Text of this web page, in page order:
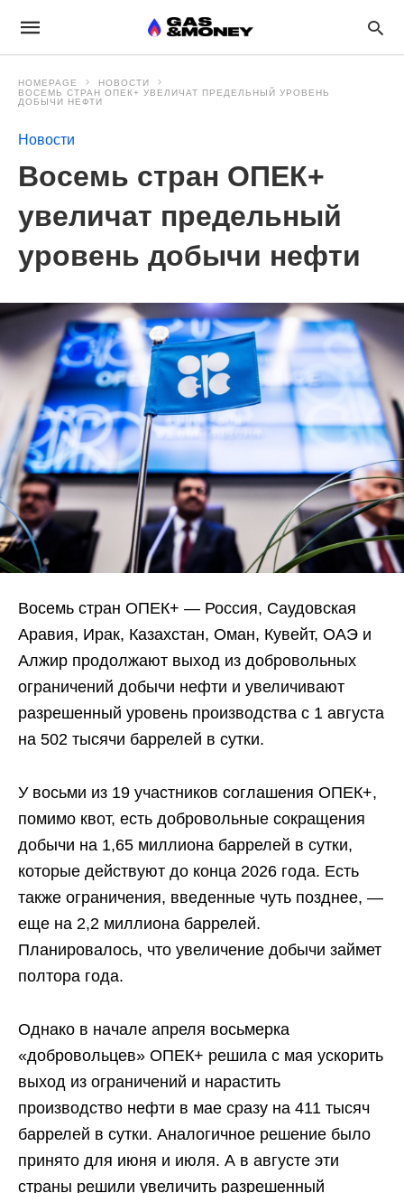
HOMEPAGE
НОВОСТИ
ВОСЕМЬ СТРАН ОПЕК+ УВЕЛИЧАТ ПРЕДЕЛЬНЫЙ УРОВЕНЬ
ДОБЫЧИ НЕФТИ
Новости
Восемь стран ОПЕК+
увеличат предельный
уровень добычи нефти
Восемь стран ОПЕК+ — Россия, Саудовская
Аравия, Ирак, Казахстан, Оман, Кувейт, ОАЭ и
Алжир продолжают выход из добровольных
ограничений добычи нефти и увеличивают
разрешенный уровень производства с 1 августа
на 502 тысячи баррелей в сутки.
У восьми из 19 участников соглашения ОПЕК+,
помимо квот, есть добровольные сокращения
добычи на 1,65 миллиона баррелей в сутки,
которые действуют до конца 2026 года. Есть
также ограничения, введенные чуть позднее, —
еще на 2,2 миллиона баррелей.
Планировалось, что увеличение добычи займет
полтора года.
Однако в начале апреля восьмерка
«добровольцев» ОПЕК+ решила с мая ускорить
выход из ограничений и нарастить
производство нефти в мае сразу на 411 тысяч
баррелей в сутки. Аналогичное решение было
принято для июня и июля. А в августе эти
страны решили увеличить разрешенный